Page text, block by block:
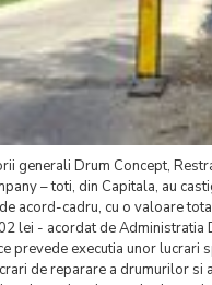
generali Drum Concept,
– toti, din Capitala, au
acord-cadru, cu o valoare
lei - acordat de Administratia
prevede executia unor lucrari
de reparare a drumurilor si